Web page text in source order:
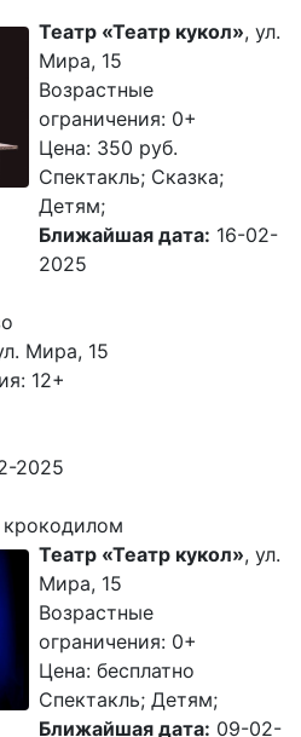
Театр «Театр кукол», ул.
Мира, 15
Возрастные
ограничения: 0+
Цена: 350 руб.
Спектакль; Сказка;
Детям;
Ближайшая дата: 16-02-
2025
Мира, 15
12+
2025
крокодилом
Театр «Театр кукол», ул.
Мира, 15
Возрастные
ограничения: 0+
Цена: бесплатно
Спектакль; Детям;
Ближайшая дата: 09-02-